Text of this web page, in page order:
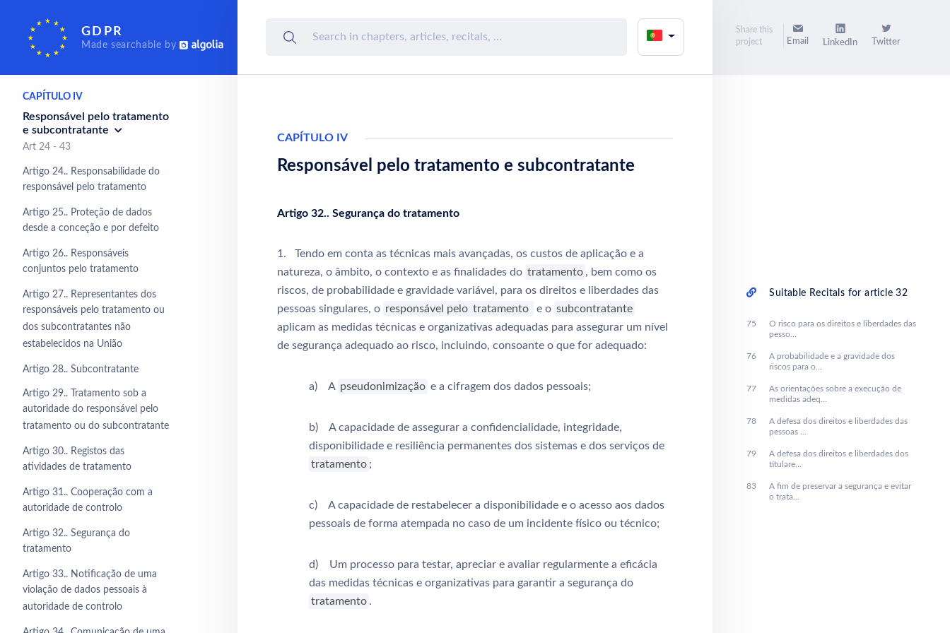
GDPR
Made searchable by
Direitos do titular dos
dados
Art 12 - 23
CAPÍTULO IV
Responsável pelo tratamento
e subcontratante
Art 24 - 43
Artigo 24.. Responsabilidade do
responsável pelo tratamento
Artigo 25.. Proteção de dados
desde a conceção e por defeito
Artigo 26.. Responsáveis
conjuntos pelo tratamento
Artigo 27.. Representantes dos
responsáveis pelo tratamento ou
dos subcontratantes não
estabelecidos na União
Artigo 28.. Subcontratante
Artigo 29.. Tratamento sob a
autoridade do responsável pelo
tratamento ou do subcontratante
Artigo 30.. Registos das
atividades de tratamento
Artigo 31.. Cooperação com a
autoridade de controlo
Artigo 32.. Segurança do
tratamento
Artigo 33.. Notificação de uma
violação de dados pessoais à
autoridade de controlo
CAPÍTULO IV
Responsável pelo tratamento e subcontratante
Artigo 32.. Segurança do tratamento
1. Tendo em conta as técnicas mais avançadas, os custos de aplicação e a
natureza, o âmbito, o contexto e as finalidades do tratamento , bem como os
riscos, de probabilidade e gravidade variável, para os direitos e liberdades das
pessoas singulares, o responsável pelo tratamento e o subcontratante
aplicam as medidas técnicas e organizativas adequadas para assegurar um nível
de segurança adequado ao risco, incluindo, consoante o que for adequado:
a) A pseudonimização e a cifragem dos dados pessoais;
b) A capacidade de assegurar a confidencialidade, integridade,
disponibilidade e resiliência permanentes dos sistemas e dos serviços de
tratamento ;
c) A capacidade de restabelecer a disponibilidade e o acesso aos dados
pessoais de forma atempada no caso de um incidente físico ou técnico;
d) Um processo para testar, apreciar e avaliar regularmente a eficácia
das medidas técnicas e organizativas para garantir a segurança do
tratamento .
Share this
project
Email LinkedIn Twitter
Suitable Recitals for article 32
75
O risco para os direitos e liberdades das
pesso...
76
A probabilidade e a gravidade dos
riscos para o...
77
As orientações sobre a execução de
medidas adeq...
78
A defesa dos direitos e liberdades das
pessoas ...
79
A defesa dos direitos e liberdades dos
titulare...
83
A fim de preservar a segurança e evitar
o trata...